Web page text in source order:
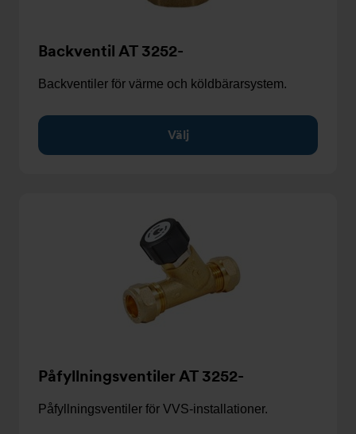
Backventil AT 3252-
Backventiler för värme och köldbärarsystem.
Välj
Påfyllningsventiler AT 3252-
Påfyllningsventiler för VVS-installationer.